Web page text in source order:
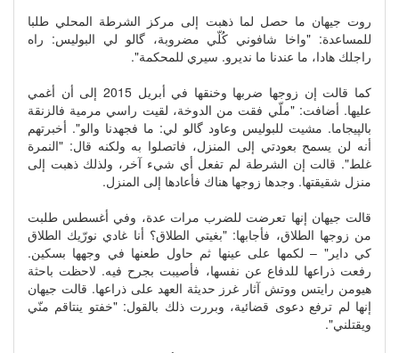
روت جيهان ما حصل لما ذهبت إلى مركز الشرطة المحلي طلبا
للمساعدة: "واخا شافوني كُلّي مضروبة، گالو لي البوليس: راه
راجلك هادا، ما عندنا ما نديرو. سيري للمحكمة".
كما قالت إن زوجها ضربها وخنقها في أبريل 2015 إلى أن أغمي
عليها. أضافت: "ملّي فقت من الدوخة، لقيت راسي مرمية فالزنقة
بالپيجاما. مشيت للبوليس وعاود گالو لي: ما فجهدنا والو". أخبرتهم
أنه لن يسمح بعودتي إلى المنزل، فاتصلوا به ولكنه قال: "النمرة
غلط". قالت إن الشرطة لم تفعل أي شيء آخر، ولذلك ذهبت إلى
منزل شقيقتها. وجدها زوجها هناك فأعادها إلى المنزل.
قالت جيهان إنها تعرضت للضرب مرات عدة، وفي أغسطس طلبت
من زوجها الطلاق، فأجابها: "بغيتي الطلاق؟ أنا غادي نورّيك الطلاق
كي داير" – لكمها على عينها ثم حاول طعنها في وجهها بسكين.
رفعت ذراعها للدفاع عن نفسها، فأصيبت بجرح فيه. لاحظت باحثة
هيومن رايتس ووتش آثار غرز حديثة العهد على ذراعها. قالت جيهان
إنها لم ترفع دعوى قضائية، وبررت ذلك بالقول: "خفتو ينتاقم منّي
ويقتلني".